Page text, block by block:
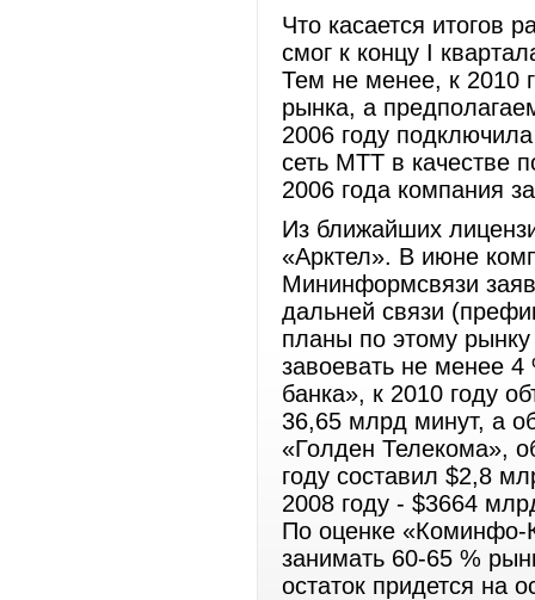
Что касается итогов
смог к концу I
Тем не менее, к 2010
рынка, а
2006 году
сеть МТТ в качестве
2006 года компания
Из ближайших
«Арктел». В июне
Мининформсвязи
дальней связи
планы по этому
завоевать не менее
банка», к 2010 году
36,65 млрд минут, а
«Голден Телекома»,
году составил $2,8
2008 году - $3664
По оценке «Коминфо-
занимать 60-65 %
остаток придется на